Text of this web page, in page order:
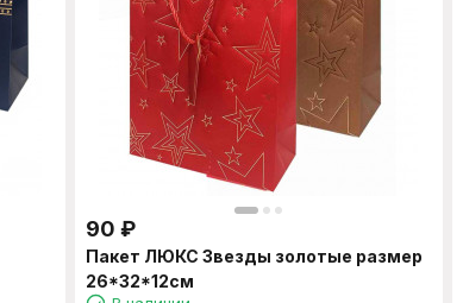
90 ₽
Пакет ЛЮКС Звезды золотые размер
26*32*12см